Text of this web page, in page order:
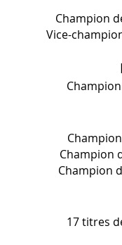
Champion
Vice-
Champion
Champion
17 titres